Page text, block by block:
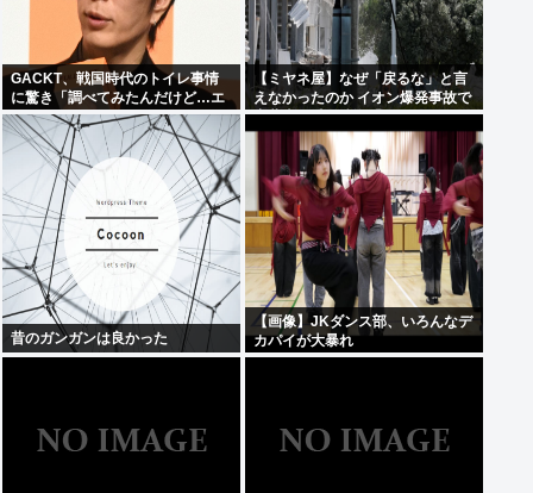
GACKT、戦国時代のトイレ事情
に驚き「調べてみたんだけど…エ
グくない？」
【ミヤネ屋】なぜ「戻るな」と言
えなかったのか イオン爆発事故で
斎藤幸平氏も逡巡「ボクもできな
かっただろうなあ」
昔のガンガンは良かった
【画像】JKダンス部、いろんなデ
カパイが大暴れ